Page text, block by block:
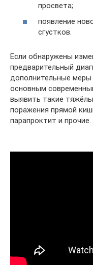
просвета;
появление
сгустков.
Если обнаружены
предварительный
дополнительные меры
основным
выявить такие
поражения прямой
парапроктит и прочие.